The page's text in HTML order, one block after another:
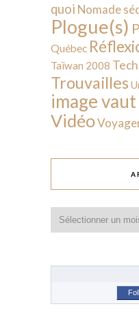
quoi Nomade
Plogue(s)
Québec
Taïwan 2008
Trouvailles
image
Vidéo